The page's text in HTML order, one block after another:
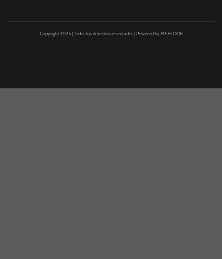
Copyright 2025 | Todos los derechos reservados | Powered by MF FLOOR